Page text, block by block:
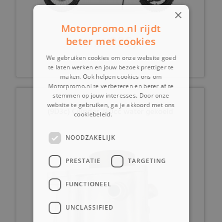
vanaf999,-
(9D3c) Cilinder 250cc water gekoeld
×
Motorpromo.nl rijdt
beter met cookies
We gebruiken cookies om onze website goed
te laten werken en jouw bezoek prettiger te
maken. Ook helpen cookies ons om
Motorpromo.nl te verbeteren en beter af te
stemmen op jouw interesses. Door onze
website te gebruiken, ga je akkoord met ons
cookiebeleid.
NOODZAKELIJK
PRESTATIE TARGETING
FUNCTIONEEL
UNCLASSIFIED